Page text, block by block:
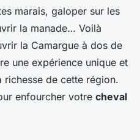
marais, galoper sur les
la manade… Voilà
la Camargue à dos de
une expérience unique et
richesse de cette région.
enfourcher votre cheval